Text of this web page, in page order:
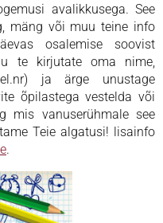
avalikkusega. See
mäng või muu teine info
osalemise soovist
te kirjutate oma nime,
ja ärge unustage
õpilastega vestelda või
mis vanuserühmale see
Teie algatusi! lisainfo
.